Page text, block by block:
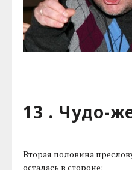
13 . Чудо-
Вторая половина
осталась в стороне: